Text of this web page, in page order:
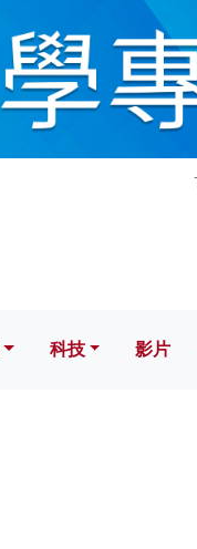
科技 影片
科技 影片